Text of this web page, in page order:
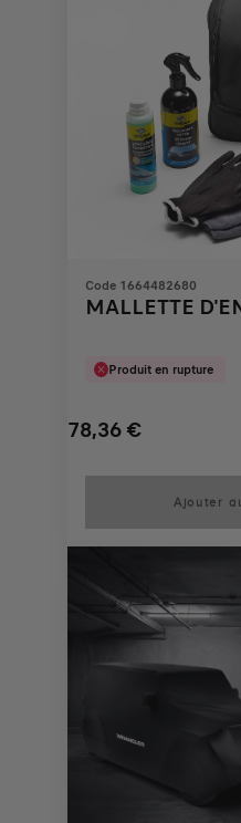
Code 1664482680
MALLETTE
Produit en rupture
78,36 €
Price
78,36
€
Quantity
to:
1
Ajouter